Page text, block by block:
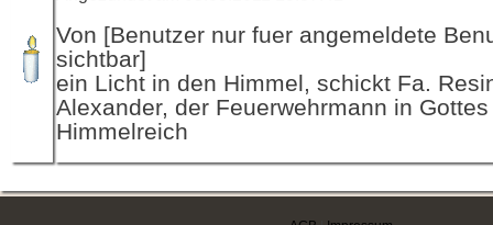
Von [Benutzer nur fuer angemeldete
sichtbar]
ein Licht in den Himmel, schickt Fa.
Alexander, der Feuerwehrmann in Gottes
Himmelreich